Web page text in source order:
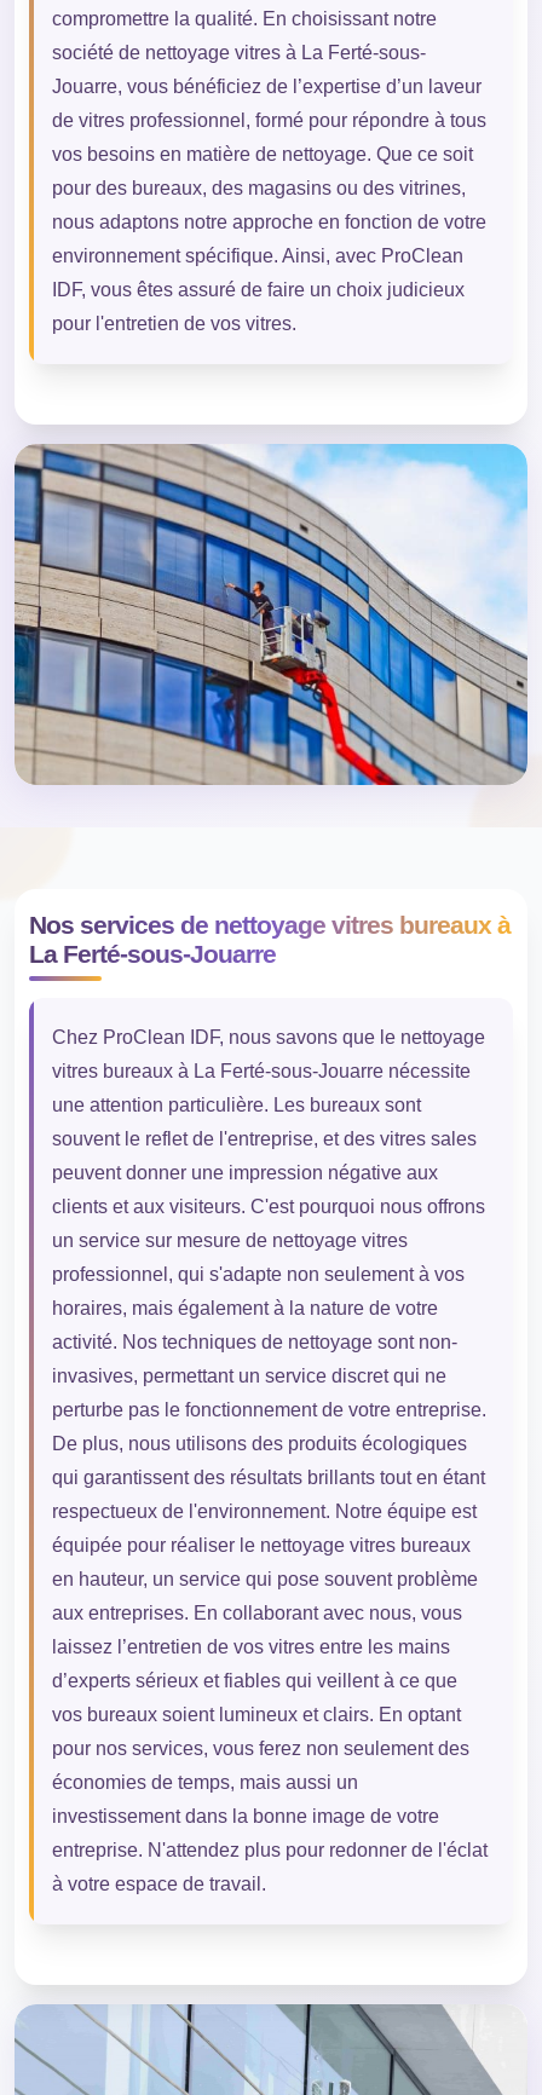
compromettre la qualité. En choisissant notre
société de nettoyage vitres à La Ferté-sous-
Jouarre, vous bénéficiez de l’expertise d’un laveur
de vitres professionnel, formé pour répondre à tous
vos besoins en matière de nettoyage. Que ce soit
pour des bureaux, des magasins ou des vitrines,
nous adaptons notre approche en fonction de votre
environnement spécifique. Ainsi, avec ProClean
IDF, vous êtes assuré de faire un choix judicieux
pour l'entretien de vos vitres.
Nos services de nettoyage vitres bureaux à
La Ferté-sous-Jouarre
Chez ProClean IDF, nous savons que le nettoyage
vitres bureaux à La Ferté-sous-Jouarre nécessite
une attention particulière. Les bureaux sont
souvent le reflet de l'entreprise, et des vitres sales
peuvent donner une impression négative aux
clients et aux visiteurs. C'est pourquoi nous offrons
un service sur mesure de nettoyage vitres
professionnel, qui s'adapte non seulement à vos
horaires, mais également à la nature de votre
activité. Nos techniques de nettoyage sont non-
invasives, permettant un service discret qui ne
perturbe pas le fonctionnement de votre entreprise.
De plus, nous utilisons des produits écologiques
qui garantissent des résultats brillants tout en étant
respectueux de l'environnement. Notre équipe est
équipée pour réaliser le nettoyage vitres bureaux
en hauteur, un service qui pose souvent problème
aux entreprises. En collaborant avec nous, vous
laissez l’entretien de vos vitres entre les mains
d’experts sérieux et fiables qui veillent à ce que
vos bureaux soient lumineux et clairs. En optant
pour nos services, vous ferez non seulement des
économies de temps, mais aussi un
investissement dans la bonne image de votre
entreprise. N'attendez plus pour redonner de l'éclat
à votre espace de travail.